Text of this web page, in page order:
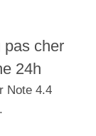
pas cher
24h
Note 4.4